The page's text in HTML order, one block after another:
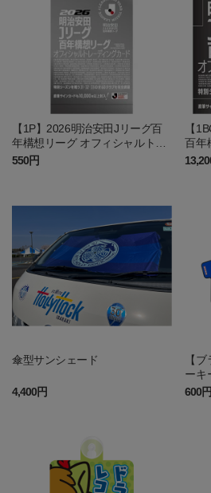
【1P】2026明治安田Jリーグ百
年構想リーグ オフィシャルトレ
ーディングカード
550円
【
百年
レー
傘型サンシェード
4,400円
【
ーキ
600円